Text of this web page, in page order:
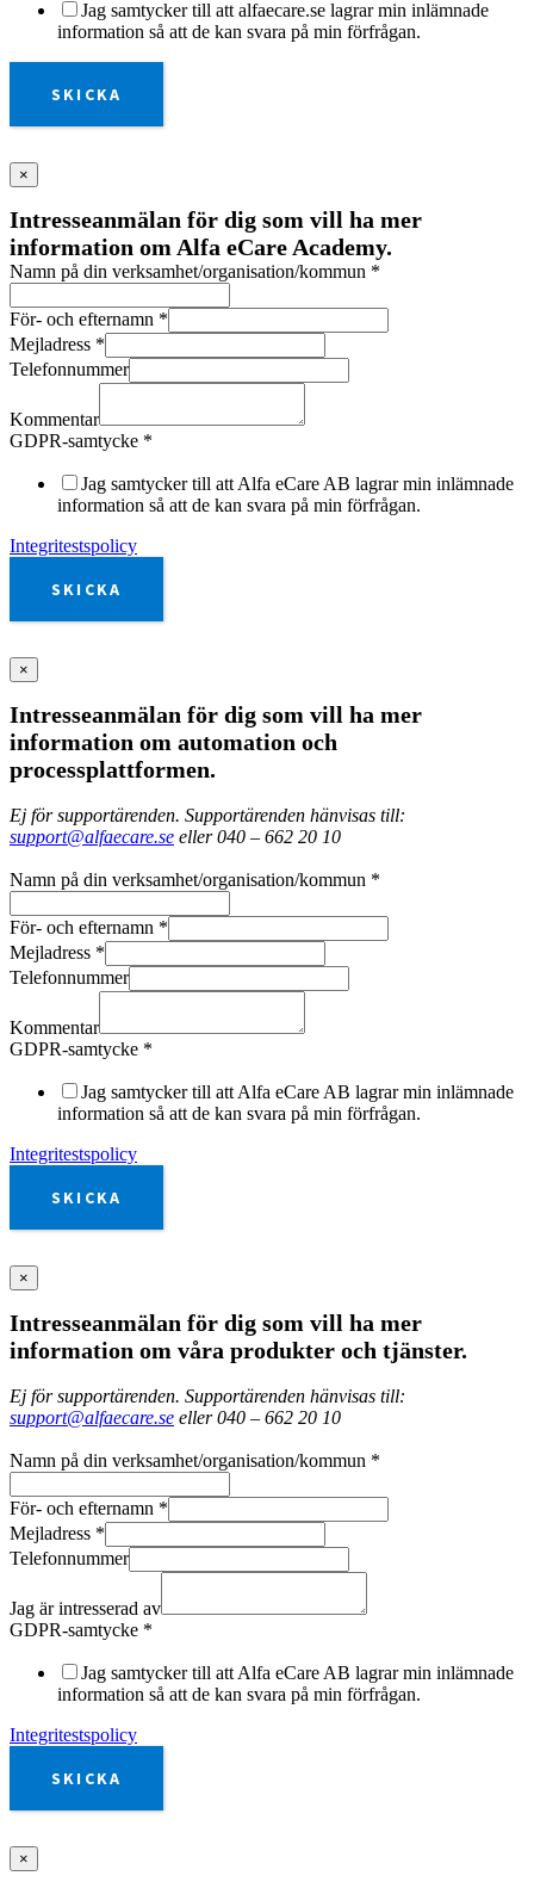
Jag samtycker till att alfaecare.se lagrar min inlämnade
information så att de kan svara på min förfrågan.
SKICKA
×
Intresseanmälan för dig som vill ha mer
information om Alfa eCare Academy.
Namn på din verksamhet/organisation/kommun *
För- och efternamn *
Mejladress *
Telefonnummer
Kommentar
GDPR-samtycke *
Jag samtycker till att Alfa eCare AB lagrar min inlämnade
information så att de kan svara på min förfrågan.
Integritestspolicy
SKICKA
×
Intresseanmälan för dig som vill ha mer
information om automation och
processplattformen.
Ej för supportärenden. Supportärenden hänvisas till:
support@alfaecare.se eller 040 – 662 20 10
Namn på din verksamhet/organisation/kommun *
För- och efternamn *
Mejladress *
Telefonnummer
Kommentar
GDPR-samtycke *
Jag samtycker till att Alfa eCare AB lagrar min inlämnade
information så att de kan svara på min förfrågan.
Integritestspolicy
SKICKA
×
Intresseanmälan för dig som vill ha mer
information om våra produkter och tjänster.
Ej för supportärenden. Supportärenden hänvisas till:
support@alfaecare.se eller 040 – 662 20 10
Namn på din verksamhet/organisation/kommun *
För- och efternamn *
Mejladress *
Telefonnummer
Jag är intresserad av
GDPR-samtycke *
Jag samtycker till att Alfa eCare AB lagrar min inlämnade
information så att de kan svara på min förfrågan.
Integritestspolicy
SKICKA
×